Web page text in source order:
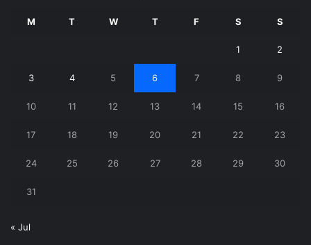
M T W T F S S
1 2
3 4 5 6 7 8 9
10 11 12 13 14 15 16
17 18 19 20 21 22 23
24 25 26 27 28 29 30
31
« Jul